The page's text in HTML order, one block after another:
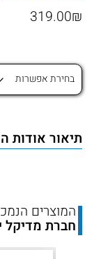
₪
319.00
תיאור אודות
המוצרים
חברת מדיקל